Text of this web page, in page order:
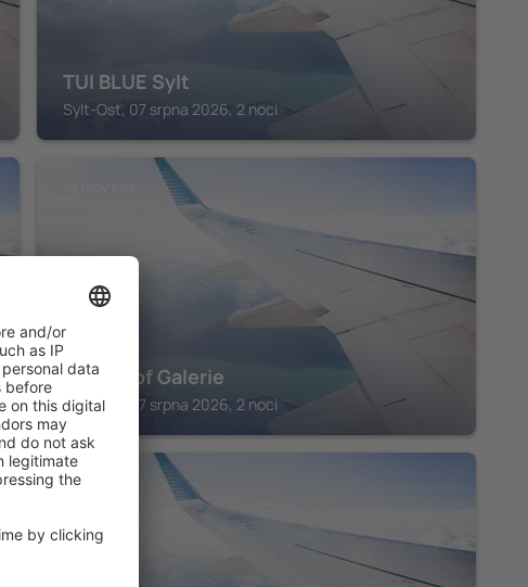
TUI BLUE Sylt
Sylt-Ost, 07 srpna 2026, 2 noci
Hotel Hof Galerie
Sylt-Ost, 07 srpna 2026, 2 noci
OSTROV SYLT